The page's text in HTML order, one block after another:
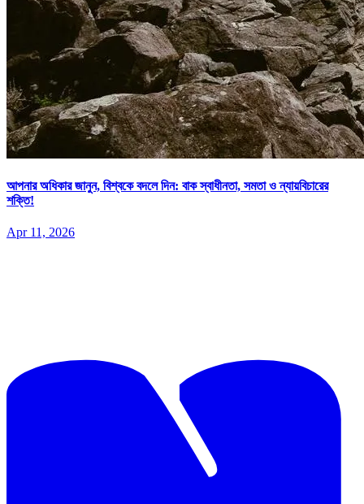
আপনার অধিকার জানুন, বিশ্বকে বদলে দিন: বাক স্বাধীনতা, সমতা ও ন্যায়বিচারের
শক্তি!
Apr 11, 2026